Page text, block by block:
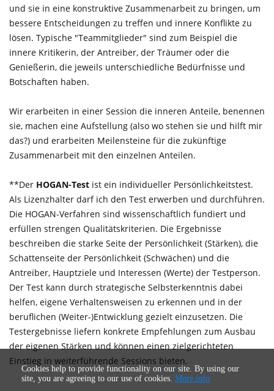
und sie in eine konstruktive Zusammenarbeit zu bringen, um
bessere Entscheidungen zu treffen und innere Konflikte zu
lösen. Typische "Teammitglieder" sind zum Beispiel die
innere Kritikerin, der Antreiber, der Träumer oder die
Genießerin, die jeweils unterschiedliche Bedürfnisse und
Botschaften haben.
Wir erarbeiten in einer Session die inneren Anteile, benennen
sie, machen eine Aufstellung (also wo stehen sie und hilft mir
das?) und erarbeiten Meilensteine für die zukünftige
Zusammenarbeit mit den einzelnen Anteilen.
**Der HOGAN-Test ist ein individueller Persönlichkeitstest.
Als Lizenzhalter darf ich den Test erwerben und durchführen.
Die HOGAN-Verfahren sind wissenschaftlich fundiert und
erfüllen strengen Qualitätskriterien. Die Ergebnisse
beschreiben die starke Seite der Persönlichkeit (Stärken), die
Schattenseite der Persönlichkeit (Schwächen) und die
Antreiber, Hauptziele und Interessen (Werte) der Testperson.
Der Test kann durch strategische Selbsterkenntnis dabei
helfen, eigene Verhaltensweisen zu erkennen und in der
beruflichen (Weiter-)Entwicklung gezielt einzusetzen. Die
Testergebnisse liefern konkrete Empfehlungen zum Ausbau
der eigenen Stärken und können einen zielgerichteten
Einstieg in weiterführende Sessions bieten.
Cookies help to provide functionality on our site. By using our
site, you are agreeing to our use of cookies. More info